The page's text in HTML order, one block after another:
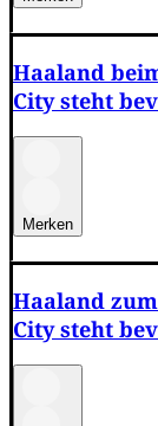
Haaland
City steht
Merken
Haaland
City steht